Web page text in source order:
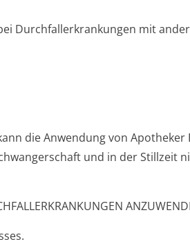
Durchfallerkrankungen mit
die Anwendung von Apotheker
und in der Stillzeit